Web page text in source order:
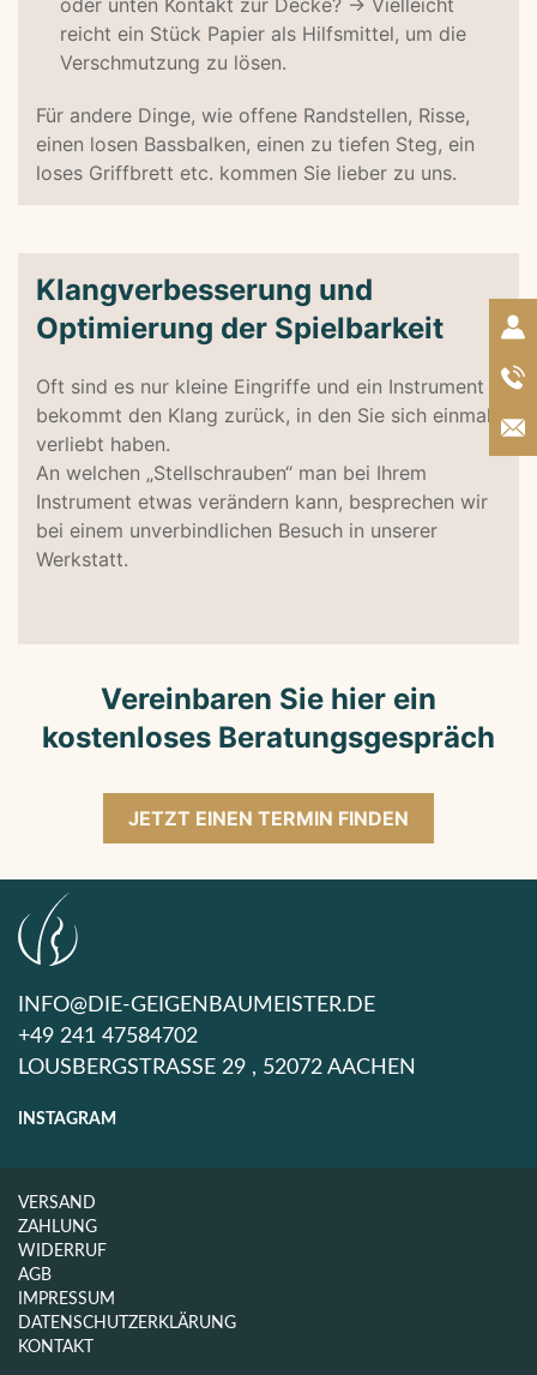
oder unten Kontakt zur Decke? → Vielleicht
reicht ein Stück Papier als Hilfsmittel, um die
Verschmutzung zu lösen.
Für andere Dinge, wie offene Randstellen, Risse,
einen losen Bassbalken, einen zu tiefen Steg, ein
loses Griffbrett etc. kommen Sie lieber zu uns.
Klangverbesserung und
Optimierung der Spielbarkeit
Oft sind es nur kleine Eingriffe und ein Instrument
bekommt den Klang zurück, in den Sie sich einmal
verliebt haben.
An welchen „Stellschrauben“ man bei Ihrem
Instrument etwas verändern kann, besprechen wir
bei einem unverbindlichen Besuch in unserer
Werkstatt.
Vereinbaren Sie hier ein
kostenloses Beratungsgespräch
JETZT EINEN TERMIN FINDEN
INFO@DIE-GEIGENBAUMEISTER.DE
+49 241 47584702
LOUSBERGSTRASSE 29 , 52072 AACHEN
INSTAGRAM
VERSAND
ZAHLUNG
WIDERRUF
AGB
IMPRESSUM
DATENSCHUTZERKLÄRUNG
KONTAKT